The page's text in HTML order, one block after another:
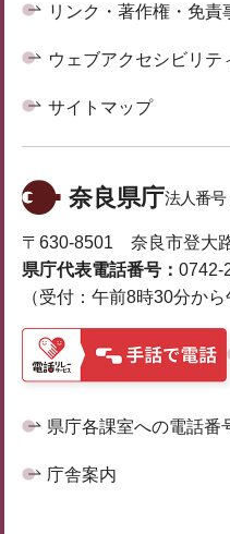
リンク・著作権・免責
ウェブアクセシビリテ
サイトマップ
奈良県庁法人番号
〒630-8501 奈良市登大
県庁代表電話番号： 0742-
（受付：午前8時30分から
県庁各課室への電話番
庁舎案内